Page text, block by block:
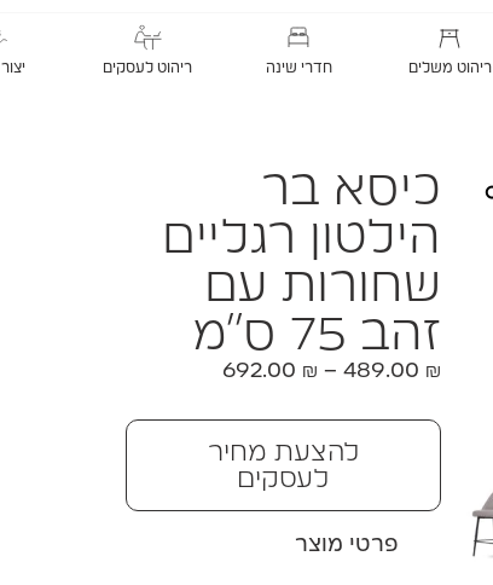
ריהוט משלים חדרי שינה ריהוט לעסקים
כיסא בר
הילטון רגליים
שחורות עם
זהב 75 ס"מ
489.00 ₪
–
692.00 ₪
להצעת מחיר
לעסקים
פרטי מוצר